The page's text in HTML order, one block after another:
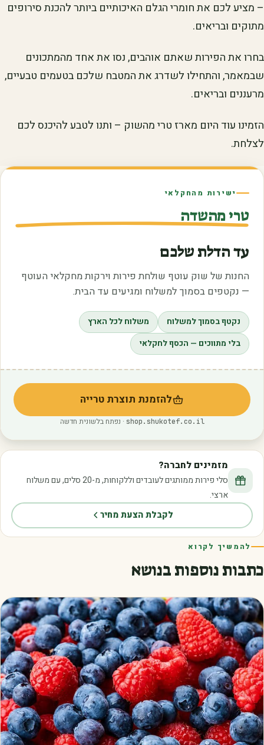
– מציע לכם את חומרי הגלם האיכותיים ביותר להכנת סירופים
מתוקים ובריאים.
בחרו את הפירות שאתם אוהבים, נסו את אחד מהמתכונים
שבמאמר, והתחילו לשדרג את המטבח שלכם בטעמים טבעיים,
מרעננים ובריאים.
הזמינו עוד היום מארז טרי מהשוק – ותנו לטבע להיכנס לכם
לצלחת.
ישירות מהחקלאי
טרי מהשדה
עד הדלת שלכם
החנות של שוק עוטף שולחת פירות וירקות מחקלאי העוטף
— נקטפים בסמוך למשלוח ומגיעים עד הבית.
נקטף בסמוך למשלוח
משלוח לכל הארץ
בלי מתווכים — הכסף לחקלאי
להזמנת תוצרת טרייה
(נפתח בלשונית חדשה)
shop.shukotef.co.il · נפתח בלשונית חדשה
מזמינים לחברה?
סלי פירות ממותגים לעובדים וללקוחות, מ-20 סלים, עם משלוח
ארצי.
לקבלת הצעת מחיר
להמשיך לקרוא
כתבות נוספות בנושא